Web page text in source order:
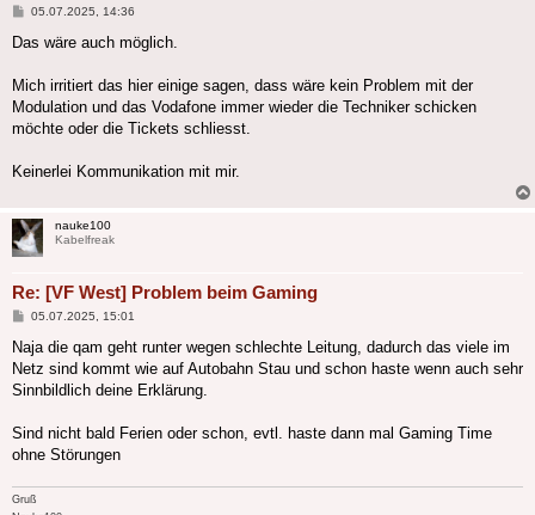
Beitrag
05.07.2025, 14:36
Das wäre auch möglich.
Mich irritiert das hier einige sagen, dass wäre kein Problem mit der
Modulation und das Vodafone immer wieder die Techniker schicken
möchte oder die Tickets schliesst.
Keinerlei Kommunikation mit mir.
nauke100
Kabelfreak
Re: [VF West] Problem beim Gaming
Beitrag
05.07.2025, 15:01
Naja die qam geht runter wegen schlechte Leitung, dadurch das viele im
Netz sind kommt wie auf Autobahn Stau und schon haste wenn auch sehr
Sinnbildlich deine Erklärung.
Sind nicht bald Ferien oder schon, evtl. haste dann mal Gaming Time
ohne Störungen
Gruß